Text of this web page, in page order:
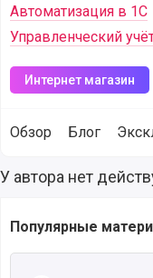
Автоматизация в 1С
Управленческий
Интернет магазин
Обзор Блог
Выгодные акции на
У автора нет
Популярные